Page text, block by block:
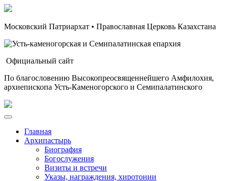
Московский Патриархат • Православная Церковь Казахстана
Официальный сайт
По благословению Высокопреосвященнейшего Амфилохия,
архиепископа Усть-Каменогорского и Семипалатинского
Главная
Архипастырь
Биография
Богослужения
Визиты и встречи
Указы, награждения, хиротонии